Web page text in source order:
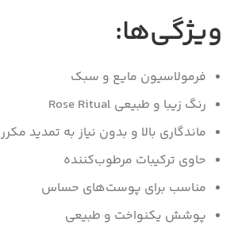
ویژگی‌ها:
فرمولاسیون مایع و سبک
رنگ زیبا و طبیعی Rose Ritual
ماندگاری بالا و بدون نیاز به تمدید مکرر
حاوی ترکیبات مرطوب‌کننده
مناسب برای پوست‌های حساس
پوشش یکنواخت و طبیعی